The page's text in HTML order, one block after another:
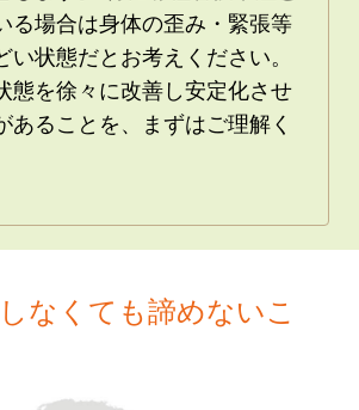
る場合は身体の歪み・緊張等
い状態だとお考えください。
態を徐々に改善し安定化させ
あることを、まずはご理解く
なくても諦めないこ